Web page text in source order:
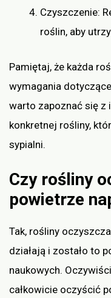
Czyszczenie:
roślin, aby
Pamiętaj, że każda
wymagania
warto zapoznać się
konkretnej rośliny,
sypialni.
Czy rośliny
powietrze
Tak, rośliny
działają i zostało to
naukowych.
całkowicie oczyścić